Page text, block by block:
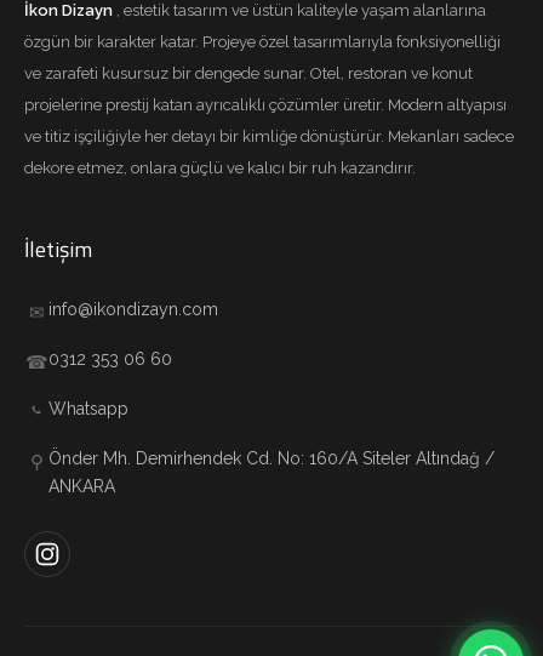
İkon Dizayn , estetik tasarım ve üstün kaliteyle yaşam alanlarına
özgün bir karakter katar. Projeye özel tasarımlarıyla fonksiyonelliği
ve zarafeti kusursuz bir dengede sunar. Otel, restoran ve konut
projelerine prestij katan ayrıcalıklı çözümler üretir. Modern altyapısı
ve titiz işçiliğiyle her detayı bir kimliğe dönüştürür. Mekanları sadece
dekore etmez, onlara güçlü ve kalıcı bir ruh kazandırır.
İletişim
✉ info@ikondizayn.com
☎0312 353 06 60
Whatsapp
⚲ Önder Mh. Demirhendek Cd. No: 160/A Siteler Altındağ /
ANKARA